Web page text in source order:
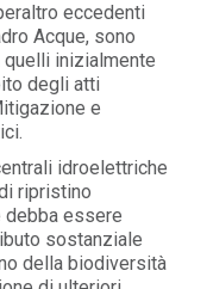
eccedenti
Acque, sono
inizialmente
degli atti
e
idroelettriche
ripristino
debba essere
sostanziale
della biodiversità